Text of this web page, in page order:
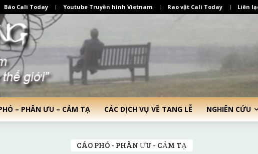
Báo Cali Today Youtube Truyền hình Vietnam Rao vặt Cali Today Liên
– PHÂN ƯU – CẢM TẠ CÁC DỊCH VỤ VỀ TANG LỄ NGHIÊN CỨU
CÁO PHÓ - PHÂN ƯU - CẢM TẠ